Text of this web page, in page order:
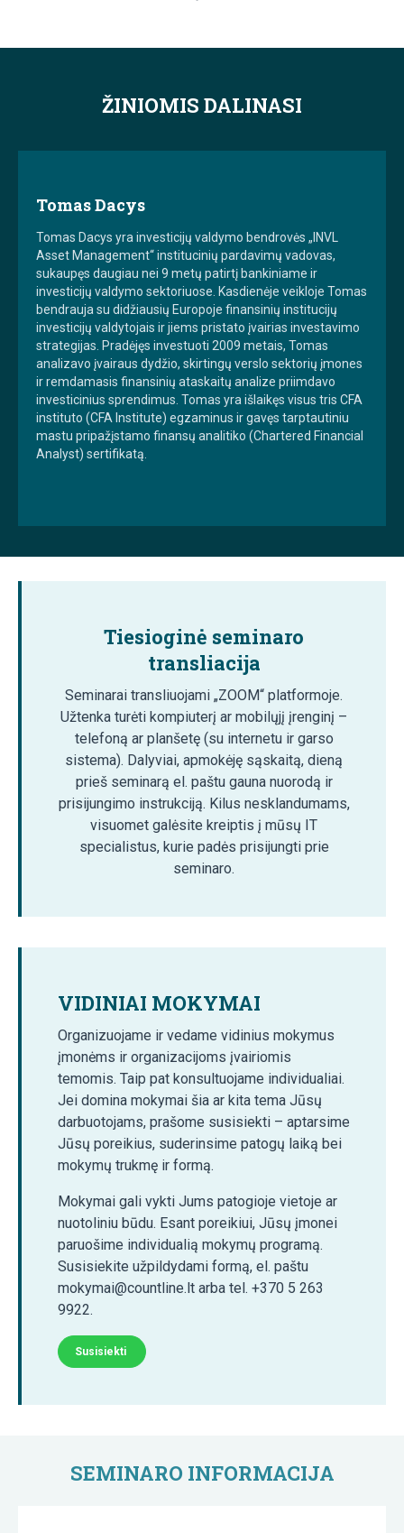
ŽINIOMIS DALINASI
Tomas Dacys
Tomas Dacys yra investicijų valdymo bendrovės „INVL
Asset Management“ institucinių pardavimų vadovas,
sukaupęs daugiau nei 9 metų patirtį bankiniame ir
investicijų valdymo sektoriuose. Kasdienėje veikloje Tomas
bendrauja su didžiausių Europoje finansinių institucijų
investicijų valdytojais ir jiems pristato įvairias investavimo
strategijas. Pradėjęs investuoti 2009 metais, Tomas
analizavo įvairaus dydžio, skirtingų verslo sektorių įmones
ir remdamasis finansinių ataskaitų analize priimdavo
investicinius sprendimus. Tomas yra išlaikęs visus tris CFA
instituto (CFA Institute) egzaminus ir gavęs tarptautiniu
mastu pripažįstamo finansų analitiko (Chartered Financial
Analyst) sertifikatą.
Tiesioginė seminaro
transliacija
Seminarai transliuojami „ZOOM“ platformoje.
Užtenka turėti kompiuterį ar mobilųjį įrenginį –
telefoną ar planšetę (su internetu ir garso
sistema). Dalyviai, apmokėję sąskaitą, dieną
prieš seminarą el. paštu gauna nuorodą ir
prisijungimo instrukciją. Kilus nesklandumams,
visuomet galėsite kreiptis į mūsų IT
specialistus, kurie padės prisijungti prie
seminaro.
VIDINIAI MOKYMAI
Organizuojame ir vedame vidinius mokymus
įmonėms ir organizacijoms įvairiomis
temomis. Taip pat konsultuojame individualiai.
Jei domina mokymai šia ar kita tema Jūsų
darbuotojams, prašome susisiekti – aptarsime
Jūsų poreikius, suderinsime patogų laiką bei
mokymų trukmę ir formą.
Mokymai gali vykti Jums patogioje vietoje ar
nuotoliniu būdu. Esant poreikiui, Jūsų įmonei
paruošime individualią mokymų programą.
Susisiekite užpildydami formą, el. paštu
mokymai@countline.lt arba tel. +370 5 263
9922.
Susisiekti
SEMINARO INFORMACIJA